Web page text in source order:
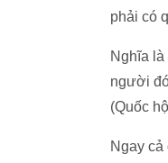
phải có
Nghĩa là
người
(Quốc
Ngay